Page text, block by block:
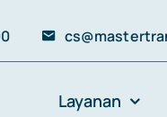
Layanan